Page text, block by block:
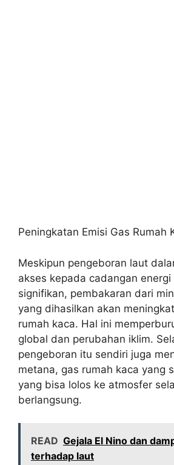
Peningkatan Emisi Gas Rumah
Meskipun pengeboran laut
akses kepada cadangan energi
signifikan, pembakaran dari
yang dihasilkan akan
rumah kaca. Hal ini
global dan perubahan iklim.
pengeboran itu sendiri juga
metana, gas rumah kaca yang
yang bisa lolos ke atmosfer
berlangsung.
READ Gejala El Nino dan
terhadap laut